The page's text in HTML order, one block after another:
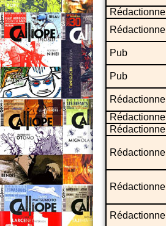
Rédactionnel
Rédactionnel
Pub
Pub
Rédactionnel
Rédactionnel
Rédactionnel
Rédactionnel
Rédactionnel
Rédactionnel